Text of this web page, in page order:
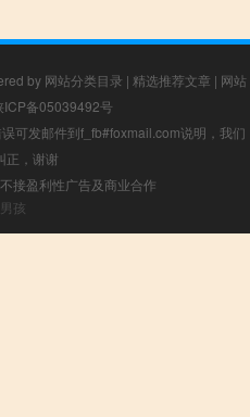
by 网站分类目录 | 精选推荐文章 | 网站
ICP备05039492号
可发邮件到f_fb#foxmail.com说明，我们
正，谢谢
接盈利性广告及商业合作
孩